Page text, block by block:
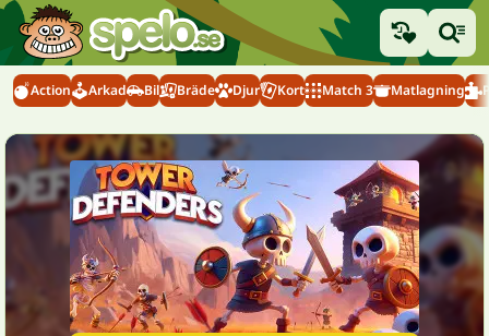
Action Arkad Bil Bräde Djur Kort Match 3 Matlagning